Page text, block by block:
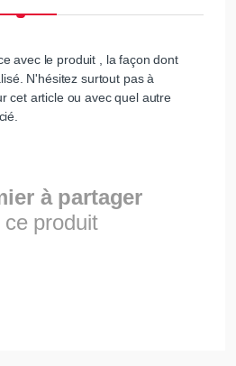
avec le produit , la façon dont
N'hésitez surtout pas à
cet article ou avec quel autre
à partager
ce produit